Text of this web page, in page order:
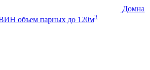
Домна
объем парных до 120м3